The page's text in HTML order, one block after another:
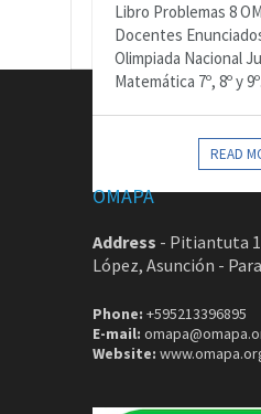
Libro Problemas 8
Docentes
Olimpiada Nacional
Matemática 7º, 8º y
READ
OMAPA
Address - Pitiantuta
López, Asunción -
Phone: +595213396895
E-mail:
Website: